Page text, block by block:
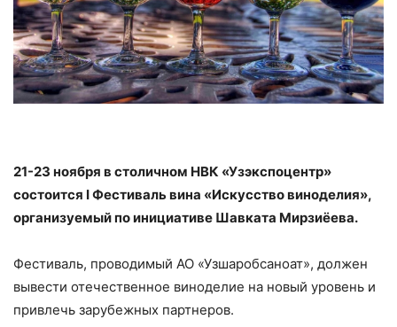
21-23 ноября в столичном НВК «Узэкспоцентр»
состоится I Фестиваль вина «Искусство виноделия»,
организуемый по инициативе Шавката Мирзиёева.
Фестиваль, проводимый АО «Узшаробсаноат», должен
вывести отечественное виноделие на новый уровень и
привлечь зарубежных партнеров.